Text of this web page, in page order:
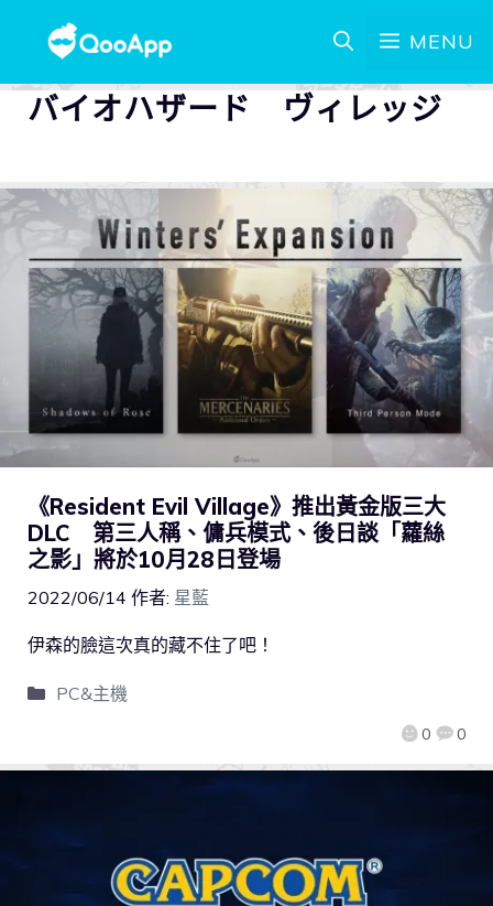
MENU
バイオハザード ヴィレッジ
《Resident Evil Village》推出黃金版三大
DLC 第三人稱、傭兵模式、後日談「蘿絲
之影」將於10月28日登場
2022/06/14 作者: 星藍
0 0
伊森的臉這次真的藏不住了吧！
PC&主機